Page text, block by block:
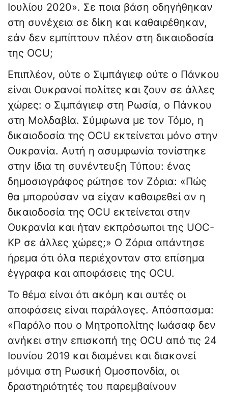
Ιουλίου 2020». Σε ποια βάση οδηγήθηκαν
στη συνέχεια σε δίκη και καθαιρέθηκαν,
εάν δεν εμπίπτουν πλέον στη δικαιοδοσία
της OCU;
Επιπλέον, ούτε ο Σιμπάγιεφ ούτε ο Πάνκου
είναι Ουκρανοί πολίτες και ζουν σε άλλες
χώρες: ο Σιμπάγιεφ στη Ρωσία, ο Πάνκου
στη Μολδαβία. Σύμφωνα με τον Τόμο, η
δικαιοδοσία της OCU εκτείνεται μόνο στην
Ουκρανία. Αυτή η ασυμφωνία τονίστηκε
στην ίδια τη συνέντευξη Τύπου: ένας
δημοσιογράφος ρώτησε τον Ζόρια: «Πώς
θα μπορούσαν να είχαν καθαιρεθεί αν η
δικαιοδοσία της OCU εκτείνεται στην
Ουκρανία και ήταν εκπρόσωποι της UOC-
KP σε άλλες χώρες;» Ο Ζόρια απάντησε
ήρεμα ότι όλα περιέχονταν στα επίσημα
έγγραφα και αποφάσεις της OCU.
Το θέμα είναι ότι ακόμη και αυτές οι
αποφάσεις είναι παράλογες. Απόσπασμα:
«Παρόλο που ο Μητροπολίτης Ιωάσαφ δεν
ανήκει στην επισκοπή της OCU από τις 24
Ιουνίου 2019 και διαμένει και διακονεί
μόνιμα στη Ρωσική Ομοσπονδία, οι
δραστηριότητές του παρεμβαίνουν